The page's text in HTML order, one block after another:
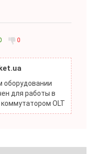
0
оборудовании
для работы в
OLT